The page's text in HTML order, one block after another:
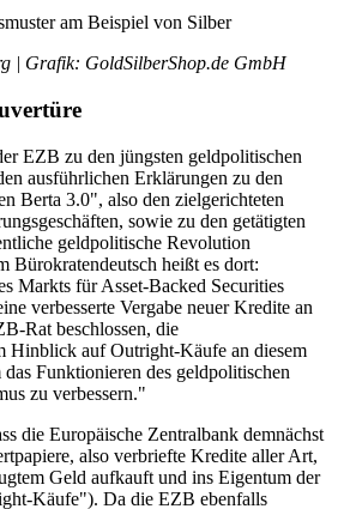
| Grafik: GoldSilberShop.de GmbH
EZB zu den jüngsten geldpolitischen
ausführlichen Erklärungen zu den
Berta 3.0", also den zielgerichteten
sowie zu den getätigten
geldpolitische Revolution
Bürokratendeutsch heißt es dort:
Markts für Asset-Backed Securities
verbesserte Vergabe neuer Kredite an
Rat beschlossen, die
Hinblick auf Outright-Käufe an diesem
Funktionieren des geldpolitischen
zu verbessern."
die Europäische Zentralbank demnächst
also verbriefte Kredite aller Art,
Geld aufkauft und ins Eigentum der
Käufe"). Da die EZB ebenfalls